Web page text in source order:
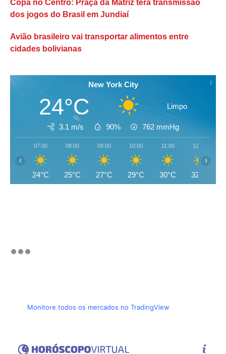
Copa no Centro: Praça da Matriz terá transmissão
dos jogos do Brasil em Jundiaí
Avião brasileiro vai transportar alimentos entre
cidades bolivianas
New York City
24°C Limpo
3.1 m/s 90% 762 mmHg
07:00
24°C
08:00
25°C
09:00
27°C
10:00
29°C
11:00
30°C
12:00
32°C
‹ ›
Monitore todos os mercados no TradingView